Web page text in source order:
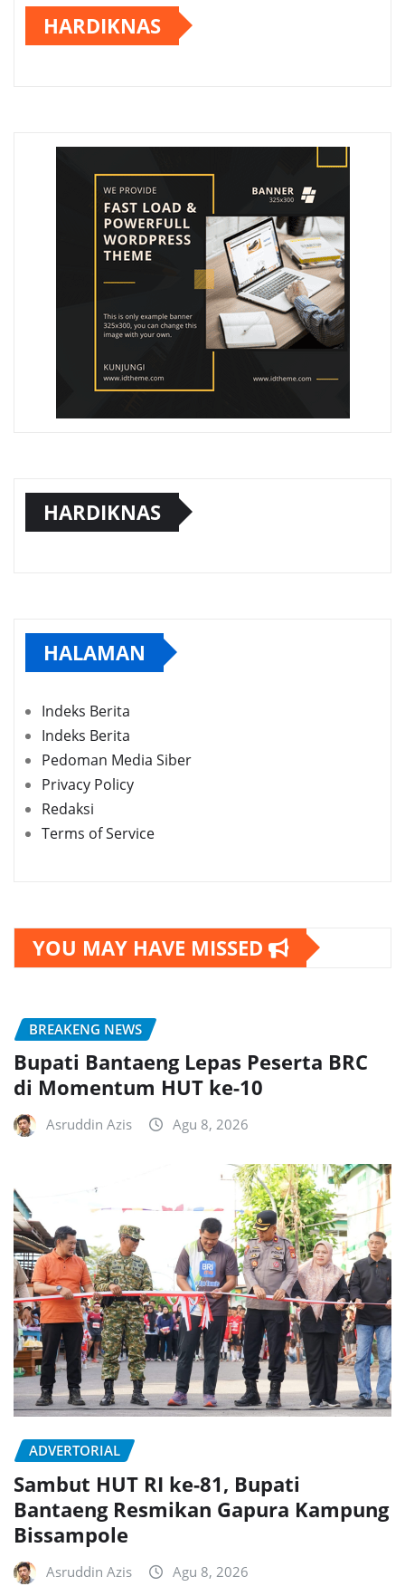
HARDIKNAS
HARDIKNAS
HALAMAN
Indeks Berita
Indeks Berita
Pedoman Media Siber
Privacy Policy
Redaksi
Terms of Service
YOU MAY HAVE MISSED
BREAKENG NEWS
Bupati Bantaeng Lepas Peserta BRC
di Momentum HUT ke-10
Asruddin Azis Agu 8, 2026
ADVERTORIAL
Sambut HUT RI ke-81, Bupati
Bantaeng Resmikan Gapura Kampung
Bissampole
Asruddin Azis Agu 8, 2026